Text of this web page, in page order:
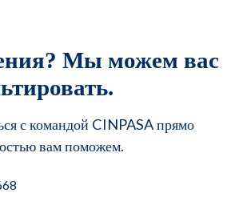
Мы можем вас
с командой CINPASA прямо
вам поможем.